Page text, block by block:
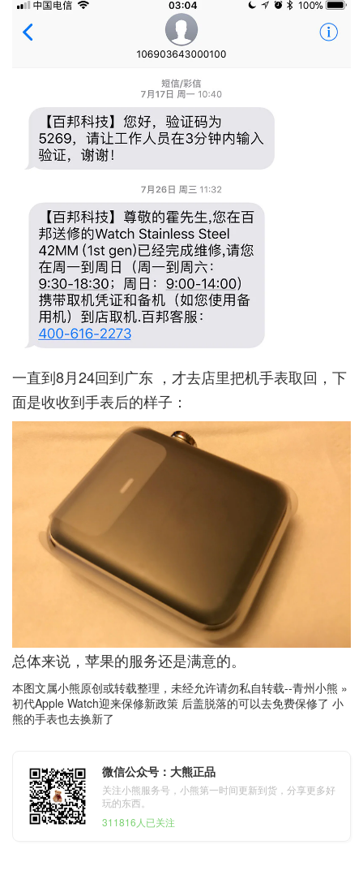
一直到8月24回到广东 ，才去店里把机手表取回，下
面是收收到手表后的样子：
总体来说，苹果的服务还是满意的。
本图文属小熊原创或转载整理，未经允许请勿私自转载--青州小熊 »
初代Apple Watch迎来保修新政策 后盖脱落的可以去免费保修了 小
熊的手表也去换新了
微信公众号：大熊正品
关注小熊服务号，小熊第一时间更新到货，分享更多好
玩的东西。
311816人已关注